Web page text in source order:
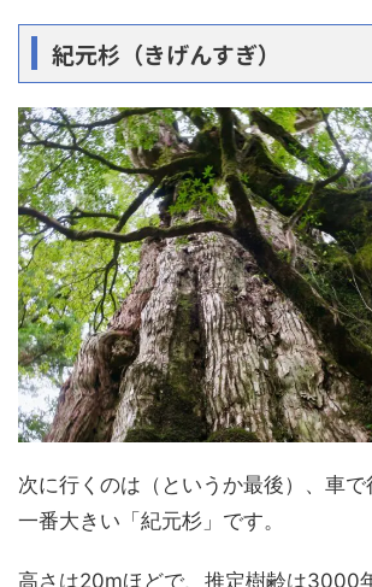
紀元杉（きげんすぎ）
次に行くのは（というか最後）、車
一番大きい「紀元杉」です。
高さは20mほどで、推定樹齢は3000